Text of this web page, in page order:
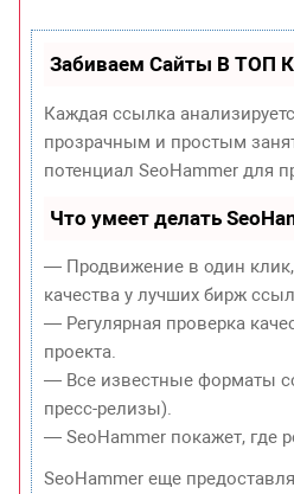
Забиваем Сайты В ТОП
Каждая ссылка
прозрачным и простым
потенциал SeoHammer для
Что умеет делать
— Продвижение в один
качества у лучших бирж
— Регулярная проверка
проекта.
— Все известные форматы
пресс-релизы).
— SeoHammer покажет, где
SeoHammer еще